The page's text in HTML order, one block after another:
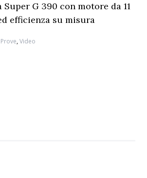
Super G 390 con motore da 11
efficienza su misura
Prove,Video